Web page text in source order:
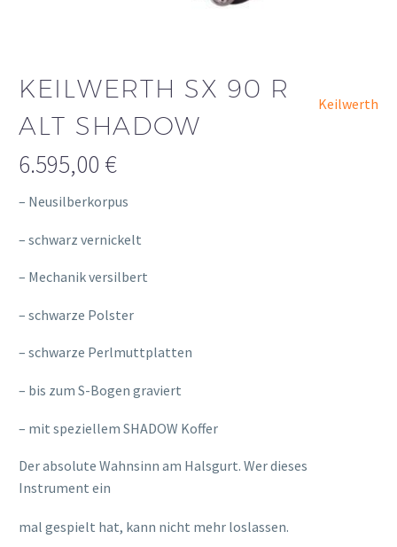
KEILWERTH SX 90 R
ALT SHADOW
Keilwerth
6.595,00 €
– Neusilberkorpus
– schwarz vernickelt
– Mechanik versilbert
– schwarze Polster
– schwarze Perlmuttplatten
– bis zum S-Bogen graviert
– mit speziellem SHADOW Koffer
Der absolute Wahnsinn am Halsgurt. Wer dieses
Instrument ein
osteopathe-nyon-cabinet-monney
mal gespielt hat, kann nicht mehr loslassen.